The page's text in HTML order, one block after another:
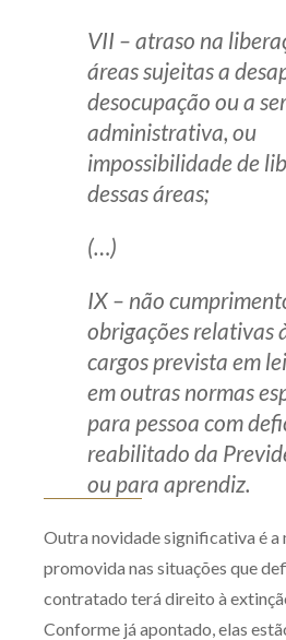
VII – atraso na
áreas sujeitas a
desocupação ou a
administrativa, ou
impossibilidade de
dessas áreas;
(…)
IX – não
obrigações relativas
cargos prevista em
em outras normas
para pessoa com
reabilitado da
ou para aprendiz.
Outra novidade significativa é a
promovida nas situações que
contratado terá direito à
Conforme já apontado, elas